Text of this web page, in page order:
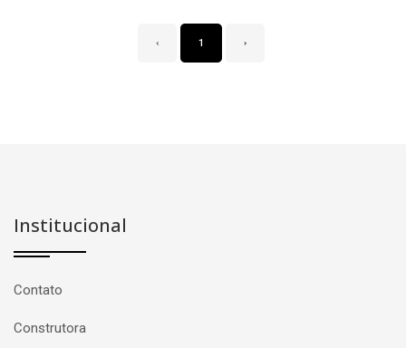
‹ 1 ›
Institucional
Contato
Construtora